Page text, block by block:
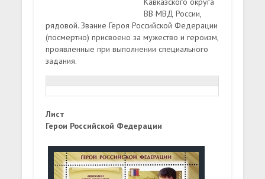
ВВ МВД России,
рядовой. Звание Героя Российской Федерации
(посмертно) присвоено за мужество и героизм,
проявленные при выполнении специального
задания.
Лист
Герои Российской Федерации